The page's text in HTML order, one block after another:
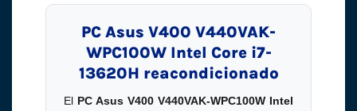
PC Asus V400 V440VAK-
WPC100W Intel Core i7-
13620H reacondicionado
El PC Asus V400 V440VAK-WPC100W Intel